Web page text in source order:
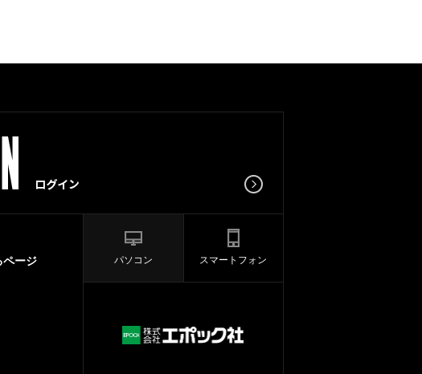
ページ パソコン スマートフォン